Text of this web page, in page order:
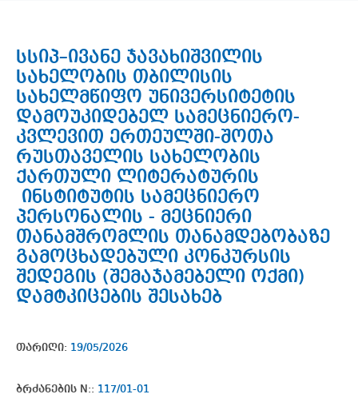
სსიპ–ივანე ჯავახიშვილის
სახელობის თბილისის
სახელმწიფო უნივერსიტეტის
დამოუკიდებელ სამეცნიერო-
კვლევით ერთეულში-შოთა
რუსთაველის სახელობის
ქართული ლიტერატურის
ინსტიტუტის სამეცნიერო
პერსონალის - მეცნიერი
თანამშრომლის თანამდებობაზე
გამოცხადებული კონკურსის
შედეგის (შემაჯამებელი ოქმი)
დამტკიცების შესახებ
თარიღი: 19/05/2026
ბრძანების N:: 117/01-01